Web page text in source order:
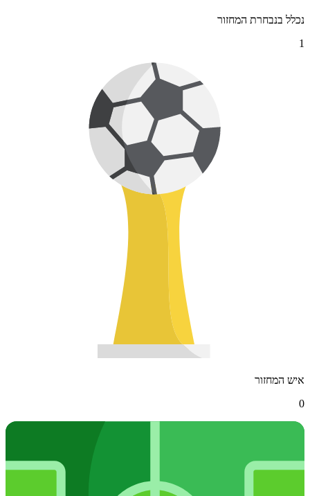
נכלל בנבחרת המחזור
1
איש המחזור
0